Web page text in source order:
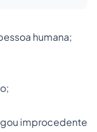
humana;
improcedente